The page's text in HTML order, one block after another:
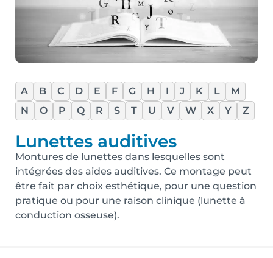
A B C D E F G H I J K L
M
N
O P Q R S T U V W X Y Z
Lunettes auditives
Montures de lunettes dans lesquelles sont
intégrées des aides auditives. Ce montage peut
être fait par choix esthétique, pour une question
pratique ou pour une raison clinique (lunette à
conduction osseuse).